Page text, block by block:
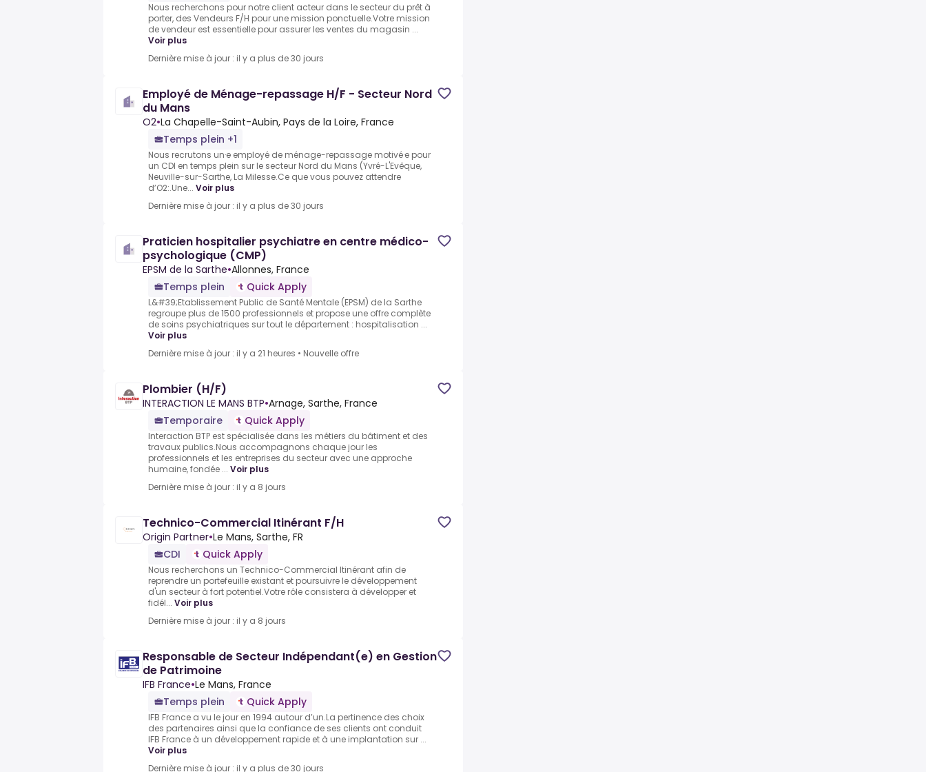
Nous recherchons pour notre client acteur dans le secteur du prêt à
porter, des Vendeurs F/H pour une mission ponctuelle.Votre mission
de vendeur est essentielle pour assurer les ventes du magasin ...
Voir plus
Dernière mise à jour : il y a plus de 30 jours
Employé de Ménage-repassage H/F - Secteur Nord
du Mans
O2•La Chapelle-Saint-Aubin, Pays de la Loire, France
Temps plein +1
Nous recrutons un·e employé de ménage-repassage motivé·e pour
un CDI en temps plein sur le secteur Nord du Mans (Yvré-L'Evêque,
Neuville-sur-Sarthe, La Milesse.Ce que vous pouvez attendre
d’O2:.Une... Voir plus
Dernière mise à jour : il y a plus de 30 jours
Praticien hospitalier psychiatre en centre médico-
psychologique (CMP)
EPSM de la Sarthe•Allonnes, France
Temps plein
Quick Apply
L&#39;Etablissement Public de Santé Mentale (EPSM) de la Sarthe
regroupe plus de 1500 professionnels et propose une offre complète
de soins psychiatriques sur tout le département : hospitalisation ...
Voir plus
Dernière mise à jour : il y a 21 heures • Nouvelle offre
Plombier (H/F)
INTERACTION LE MANS BTP•Arnage, Sarthe, France
Temporaire
Quick Apply
Interaction BTP est spécialisée dans les métiers du bâtiment et des
travaux publics.Nous accompagnons chaque jour les
professionnels et les entreprises du secteur avec une approche
humaine, fondée ... Voir plus
Dernière mise à jour : il y a 8 jours
Technico-Commercial Itinérant F/H
Origin Partner•Le Mans, Sarthe, FR
CDI
Quick Apply
Nous recherchons un Technico-Commercial Itinérant afin de
reprendre un portefeuille existant et poursuivre le développement
d'un secteur à fort potentiel.Votre rôle consistera à développer et
fidél... Voir plus
Dernière mise à jour : il y a 8 jours
Responsable de Secteur Indépendant(e) en Gestion
de Patrimoine
IFB France•Le Mans, France
Temps plein
Quick Apply
IFB France a vu le jour en 1994 autour d’un.La pertinence des choix
des partenaires ainsi que la confiance de ses clients ont conduit
IFB France à un développement rapide et à une implantation sur ...
Voir plus
Dernière mise à jour : il y a plus de 30 jours